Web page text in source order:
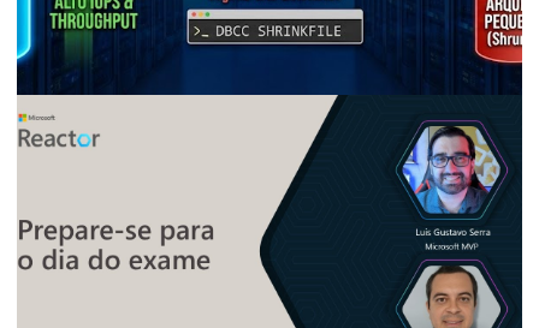
AZURE SQL DATABASE BANCO DE DADOS
Azure SQL Managed Instance - Cuidado!
Por que el Shrink puede arruinar tu
rendimiento
28 de diciembre de 2025 5 min de lectura